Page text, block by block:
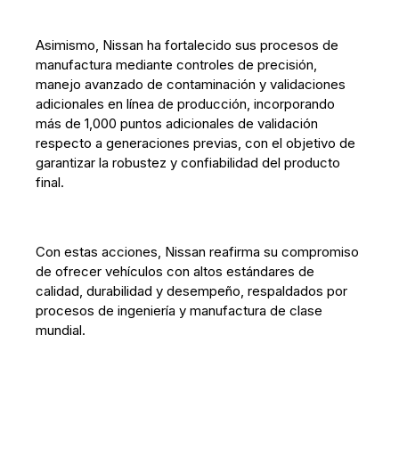
Asimismo, Nissan ha fortalecido sus procesos de
manufactura mediante controles de precisión,
manejo avanzado de contaminación y validaciones
adicionales en línea de producción, incorporando
más de 1,000 puntos adicionales de validación
respecto a generaciones previas, con el objetivo de
garantizar la robustez y confiabilidad del producto
final.
Con estas acciones, Nissan reafirma su compromiso
de ofrecer vehículos con altos estándares de
calidad, durabilidad y desempeño, respaldados por
procesos de ingeniería y manufactura de clase
mundial.